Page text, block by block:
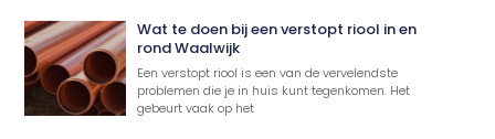
Wat te doen bij een verstopt riool in en
rond Waalwijk
Een verstopt riool is een van de vervelendste
problemen die je in huis kunt tegenkomen. Het
gebeurt vaak op het